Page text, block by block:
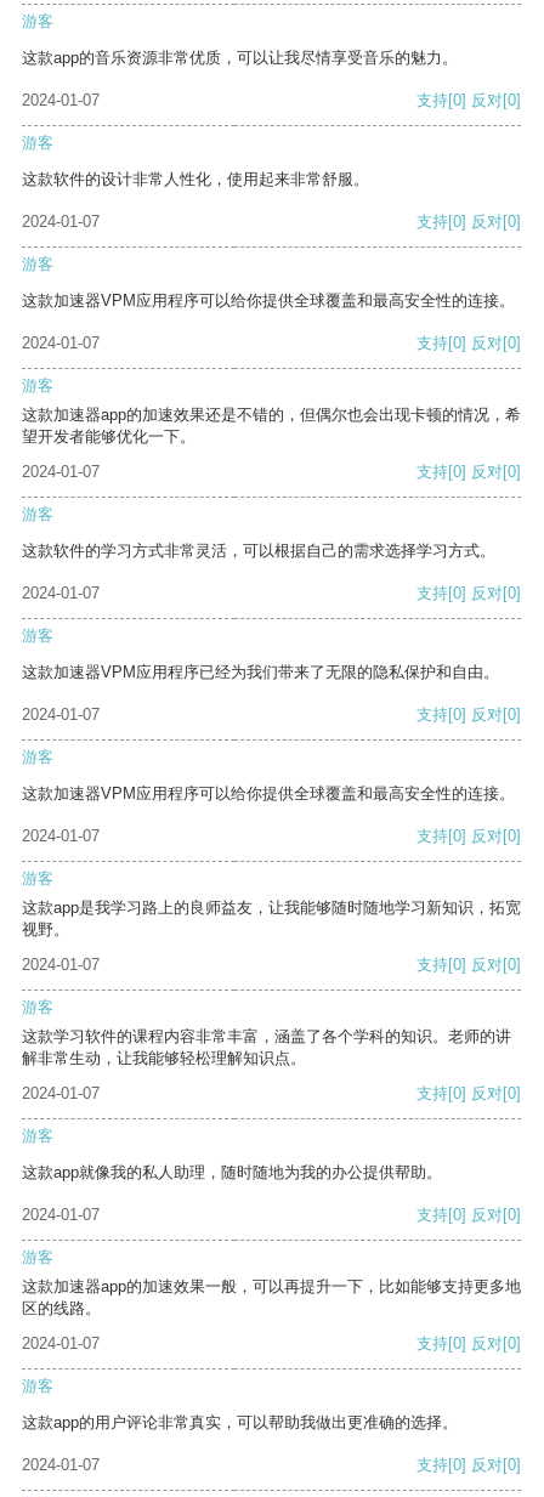
游客
这款app的音乐资源非常优质，可以让我尽情享受音乐的魅力。
2024-01-07 支持[0] 反对[0]
游客
这款软件的设计非常人性化，使用起来非常舒服。
2024-01-07 支持[0] 反对[0]
游客
这款加速器VPM应用程序可以给你提供全球覆盖和最高安全性的连接。
2024-01-07 支持[0] 反对[0]
游客
这款加速器app的加速效果还是不错的，但偶尔也会出现卡顿的情况，希
望开发者能够优化一下。
2024-01-07
支持[0] 反对[0]
游客
这款软件的学习方式非常灵活，可以根据自己的需求选择学习方式。
2024-01-07 支持[0] 反对[0]
游客
这款加速器VPM应用程序已经为我们带来了无限的隐私保护和自由。
2024-01-07 支持[0] 反对[0]
游客
这款加速器VPM应用程序可以给你提供全球覆盖和最高安全性的连接。
2024-01-07 支持[0] 反对[0]
游客
这款app是我学习路上的良师益友，让我能够随时随地学习新知识，拓宽
视野。
2024-01-07
支持[0] 反对[0]
游客
这款学习软件的课程内容非常丰富，涵盖了各个学科的知识。老师的讲
解非常生动，让我能够轻松理解知识点。
2024-01-07
支持[0] 反对[0]
游客
这款app就像我的私人助理，随时随地为我的办公提供帮助。
2024-01-07 支持[0] 反对[0]
游客
这款加速器app的加速效果一般，可以再提升一下，比如能够支持更多地
区的线路。
2024-01-07
支持[0] 反对[0]
游客
这款app的用户评论非常真实，可以帮助我做出更准确的选择。
2024-01-07 支持[0] 反对[0]